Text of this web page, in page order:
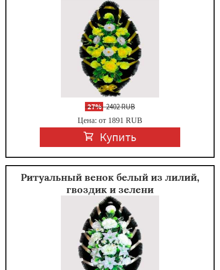
-27%2402 RUB
Цена: от 1891 RUB
Купить
Ритуальный венок белый из лилий,
гвоздик и зелени